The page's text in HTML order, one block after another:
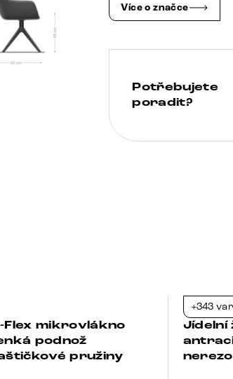
Více o značce
Potřebujete
poradit?
Flex mikrovlákno
podnož
pružiny
+343
Jídelní